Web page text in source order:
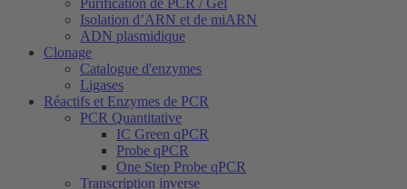
Isolation d’ARN et de miARN
ADN plasmidique
Clonage
Catalogue d'enzymes
Ligases
Réactifs et Enzymes de PCR
PCR Quantitative
IC Green qPCR
Probe qPCR
One Step Probe qPCR
Transcription inverse